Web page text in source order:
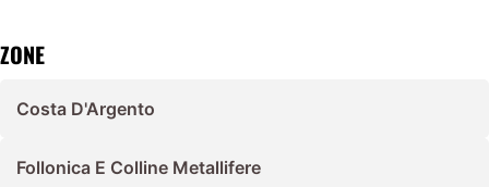
ZONE
Costa D'Argento
Follonica E Colline Metallifere